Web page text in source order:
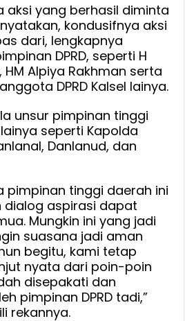
aksi yang berhasil diminta
kondusifnya aksi
dari, lengkapnya
DPRD, seperti H
HM Alpiya Rakhman serta
DPRD Kalsel lainya.
unsur pimpinan tinggi
seperti Kapolda
Danlanud, dan
pimpinan tinggi daerah ini
dialog aspirasi dapat
Mungkin ini yang jadi
suasana jadi aman
begitu, kami tetap
nyata dari poin-poin
disepakati dan
pimpinan DPRD tadi,”
rekannya.